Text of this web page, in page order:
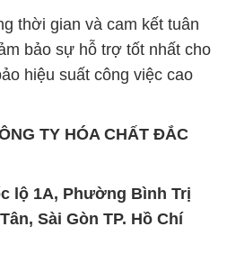
thời gian và cam kết tuân
bảo sự hỗ trợ tốt nhất cho
hiệu suất công việc cao
TY HÓA CHẤT ĐẮC
lộ 1A, Phường Bình Trị
Sài Gòn TP. Hồ Chí